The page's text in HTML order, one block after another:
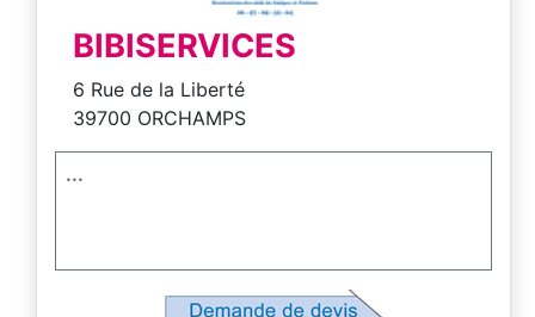
BIBISERVICES
6 Rue de la Liberté
39700 ORCHAMPS
...